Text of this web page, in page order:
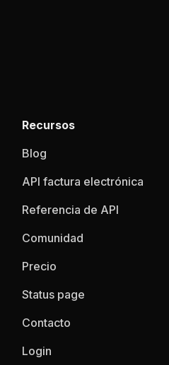
Recursos
Blog
API factura electrónica
Referencia de API
Comunidad
Precio
Status page
Contacto
Login